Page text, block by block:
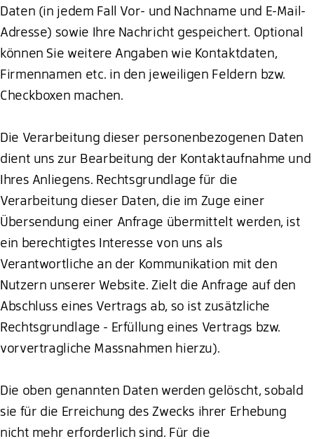
Daten (in jedem Fall Vor- und Nachname und E-Mail-
Adresse) sowie Ihre Nachricht gespeichert. Optional
können Sie weitere Angaben wie Kontaktdaten,
Firmennamen etc. in den jeweiligen Feldern bzw.
Checkboxen machen.
Die Verarbeitung dieser personenbezogenen Daten
dient uns zur Bearbeitung der Kontaktaufnahme und
Ihres Anliegens. Rechtsgrundlage für die
Verarbeitung dieser Daten, die im Zuge einer
Übersendung einer Anfrage übermittelt werden, ist
ein berechtigtes Interesse von uns als
Verantwortliche an der Kommunikation mit den
Nutzern unserer Website. Zielt die Anfrage auf den
Abschluss eines Vertrags ab, so ist zusätzliche
Rechtsgrundlage - Erfüllung eines Vertrags bzw.
vorvertragliche Massnahmen hierzu).
Die oben genannten Daten werden gelöscht, sobald
sie für die Erreichung des Zwecks ihrer Erhebung
nicht mehr erforderlich sind. Für die